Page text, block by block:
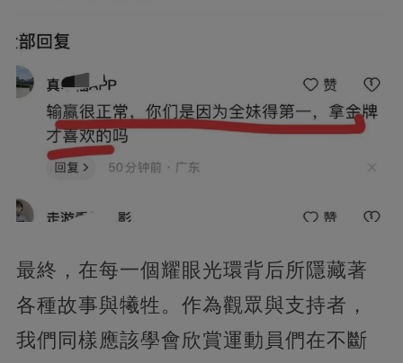
最終，在每一個耀眼光環背后所隱藏著
各種故事與犧牲。作為觀眾與支持者，
我們同樣應該學會欣賞運動員們在不斷